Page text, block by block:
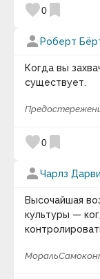
favorite0 bookmark
person Роберт
Когда вы
существует.
favorite0 bookmark
personЧарлз
Высочайшая
культуры —
Мораль